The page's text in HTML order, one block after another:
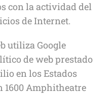
con la actividad del
de Internet.
utiliza Google
de web prestado
en los Estados
1600 Amphitheatre